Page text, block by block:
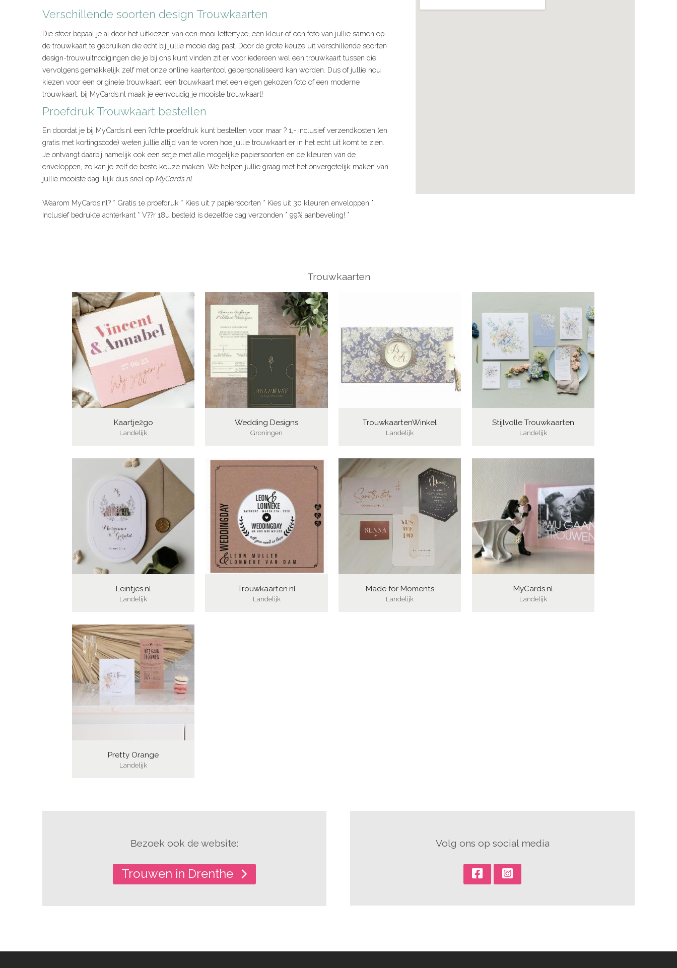
Verschillende soorten design Trouwkaarten
Die sfeer bepaal je al door het uitkiezen van een mooi lettertype, een kleur of een foto van jullie samen op
de trouwkaart te gebruiken die echt bij jullie mooie dag past. Door de grote keuze uit verschillende soorten
design-trouwuitnodigingen die je bij ons kunt vinden zit er voor iedereen wel een trouwkaart tussen die
vervolgens gemakkelijk zelf met onze online kaartentool gepersonaliseerd kan worden. Dus of jullie nou
kiezen voor een originele trouwkaart, een trouwkaart met een eigen gekozen foto of een moderne
trouwkaart, bij MyCards.nl maak je eenvoudig je mooiste trouwkaart!
Proefdruk Trouwkaart bestellen
En doordat je bij MyCards.nl een ?chte proefdruk kunt bestellen voor maar ? 1,- inclusief verzendkosten (en
gratis met kortingscode) weten jullie altijd van te voren hoe jullie trouwkaart er in het echt uit komt te zien.
Je ontvangt daarbij namelijk ook een setje met alle mogelijke papiersoorten en de kleuren van de
enveloppen, zo kan je zelf de beste keuze maken. We helpen jullie graag met het onvergetelijk maken van
jullie mooiste dag, kijk dus snel op MyCards.nl.
Waarom MyCards.nl? * Gratis 1e proefdruk * Kies uit 7 papiersoorten * Kies uit 30 kleuren enveloppen *
Inclusief bedrukte achterkant * V??r 18u besteld is dezelfde dag verzonden * 99% aanbeveling! *
Trouwkaarten
Kaartje2go
Landelijk
Wedding Designs
Groningen
TrouwkaartenWinkel
Landelijk
Stijlvolle Trouwkaarten
Landelijk
Leintjes.nl
Landelijk
Trouwkaarten.nl
Landelijk
Made for Moments
Landelijk
MyCards.nl
Landelijk
Pretty Orange
Landelijk
Bezoek ook de website:
Trouwen in Drenthe
Volg ons op social media